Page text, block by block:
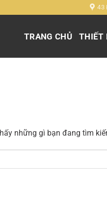
43
TRANG CHỦ THIẾT
những gì bạn đang tìm